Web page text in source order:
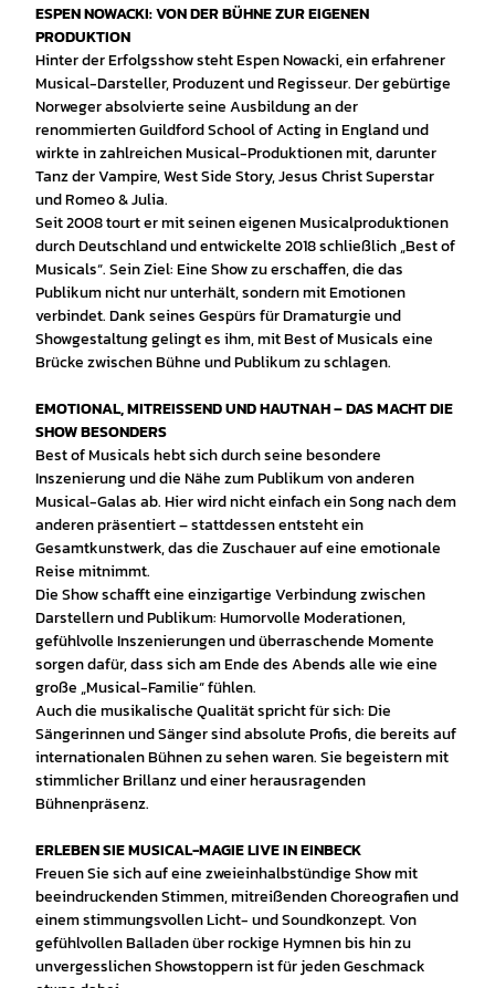
ESPEN NOWACKI: VON DER BÜHNE ZUR EIGENEN
PRODUKTION
Hinter der Erfolgsshow steht Espen Nowacki, ein erfahrener
Musical-Darsteller, Produzent und Regisseur. Der gebürtige
Norweger absolvierte seine Ausbildung an der
renommierten Guildford School of Acting in England und
wirkte in zahlreichen Musical-Produktionen mit, darunter
Tanz der Vampire, West Side Story, Jesus Christ Superstar
und Romeo & Julia.
Seit 2008 tourt er mit seinen eigenen Musicalproduktionen
durch Deutschland und entwickelte 2018 schließlich „Best of
Musicals“. Sein Ziel: Eine Show zu erschaffen, die das
Publikum nicht nur unterhält, sondern mit Emotionen
verbindet. Dank seines Gespürs für Dramaturgie und
Showgestaltung gelingt es ihm, mit Best of Musicals eine
Brücke zwischen Bühne und Publikum zu schlagen.
EMOTIONAL, MITREISSEND UND HAUTNAH – DAS MACHT DIE
SHOW BESONDERS
Best of Musicals hebt sich durch seine besondere
Inszenierung und die Nähe zum Publikum von anderen
Musical-Galas ab. Hier wird nicht einfach ein Song nach dem
anderen präsentiert – stattdessen entsteht ein
Gesamtkunstwerk, das die Zuschauer auf eine emotionale
Reise mitnimmt.
Die Show schafft eine einzigartige Verbindung zwischen
Darstellern und Publikum: Humorvolle Moderationen,
gefühlvolle Inszenierungen und überraschende Momente
sorgen dafür, dass sich am Ende des Abends alle wie eine
große „Musical-Familie“ fühlen.
Auch die musikalische Qualität spricht für sich: Die
Sängerinnen und Sänger sind absolute Profis, die bereits auf
internationalen Bühnen zu sehen waren. Sie begeistern mit
stimmlicher Brillanz und einer herausragenden
Bühnenpräsenz.
ERLEBEN SIE MUSICAL-MAGIE LIVE IN EINBECK
Freuen Sie sich auf eine zweieinhalbstündige Show mit
beeindruckenden Stimmen, mitreißenden Choreografien und
einem stimmungsvollen Licht- und Soundkonzept. Von
gefühlvollen Balladen über rockige Hymnen bis hin zu
unvergesslichen Showstoppern ist für jeden Geschmack